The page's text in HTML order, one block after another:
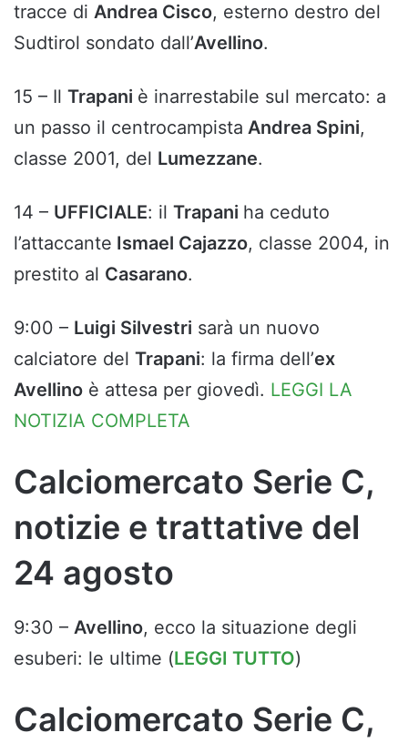
tracce di Andrea Cisco, esterno destro del
Sudtirol sondato dall’Avellino.
15 – Il Trapani è inarrestabile sul mercato: a
un passo il centrocampista Andrea Spini,
classe 2001, del Lumezzane.
14 – UFFICIALE: il Trapani ha ceduto
l’attaccante Ismael Cajazzo, classe 2004, in
prestito al Casarano.
9:00 – Luigi Silvestri sarà un nuovo
calciatore del Trapani: la firma dell’ex
Avellino è attesa per giovedì. LEGGI LA
NOTIZIA COMPLETA
Calciomercato Serie C,
notizie e trattative del
24 agosto
9:30 – Avellino, ecco la situazione degli
esuberi: le ultime (LEGGI TUTTO)
Calciomercato Serie C,